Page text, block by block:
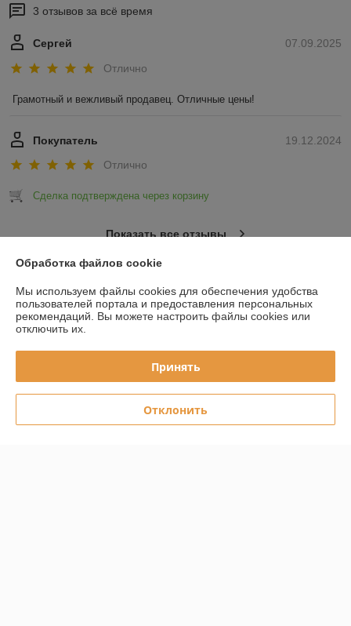
3 отзывов за всё время
07.09.2025
Сергей
Отлично
Грамотный и вежливый продавец. Отличные цены!
19.12.2024
Покупатель
Отлично
Сделка подтверждена через корзину
Показать все отзывы
О нас
Контакты
График работы
Обработка файлов cookie
Мы используем файлы cookies для обеспечения удобства
пользователей портала и предоставления персональных
рекомендаций. Вы можете настроить файлы cookies или
отключить их.
Принять
Отклонить